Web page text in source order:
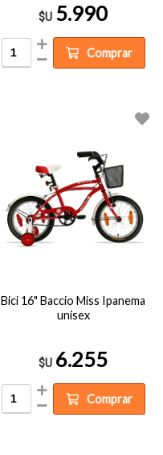
$U 5.990
Comprar
Bici 16" Baccio Miss Ipanema
unisex
$U 6.255
Comprar